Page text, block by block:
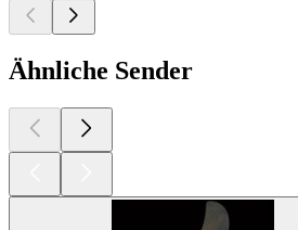
Ähnliche Sender